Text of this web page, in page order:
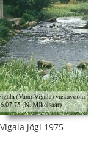
Vigala jõgi 1975